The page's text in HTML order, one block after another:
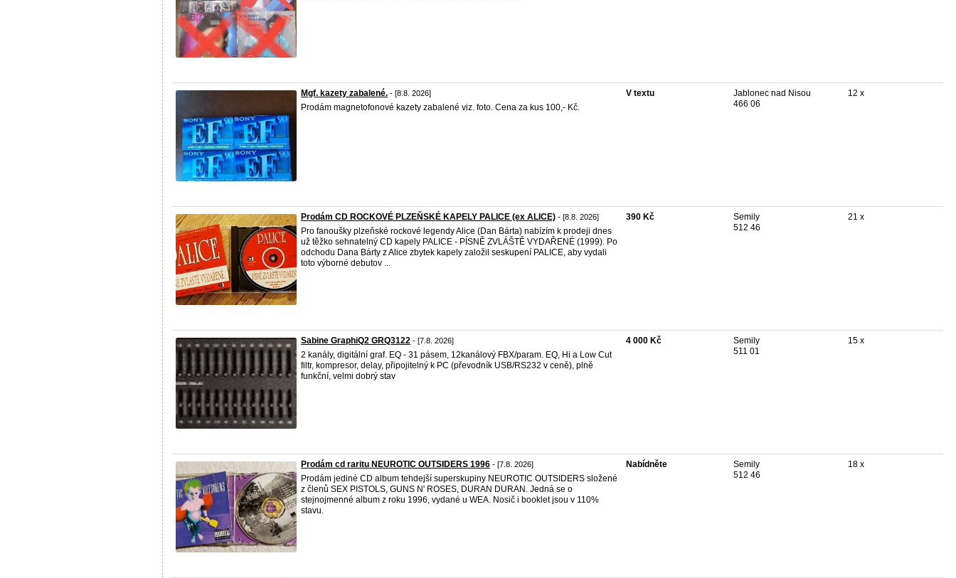
Mgf. kazety zabalené. - [8.8. 2026]
Prodám magnetofonové kazety zabalené viz. foto. Cena za kus 100,- Kč.
V textu
Jablonec nad Nisou
466 06
12 x
Prodám CD ROCKOVÉ PLZEŇSKÉ KAPELY PALICE (ex ALICE) - [8.8. 2026]
Pro fanoušky plzeňské rockové legendy Alice (Dan Bárta) nabízím k prodeji dnes
už těžko sehnatelný CD kapely PALICE - PÍSNĚ ZVLÁŠTĚ VYDAŘENÉ (1999). Po
odchodu Dana Bárty z Alice zbytek kapely založil seskupení PALICE, aby vydali
toto výborné debutov ...
390 Kč
Semily
512 46
21 x
Sabine GraphiQ2 GRQ3122 - [7.8. 2026]
2 kanály, digitální graf. EQ - 31 pásem, 12kanálový FBX/param. EQ, Hi a Low Cut
filtr, kompresor, delay, připojitelný k PC (převodník USB/RS232 v ceně), plně
funkční, velmi dobrý stav
4 000 Kč
Semily
511 01
15 x
Prodám cd raritu NEUROTIC OUTSIDERS 1996 - [7.8. 2026]
Prodám jediné CD album tehdejší superskupiny NEUROTIC OUTSIDERS složené
z členů SEX PISTOLS, GUNS N' ROSES, DURAN DURAN. Jedná se o
stejnojmenné album z roku 1996, vydané u WEA. Nosič i booklet jsou v 110%
stavu.
Nabídněte
Semily
512 46
18 x